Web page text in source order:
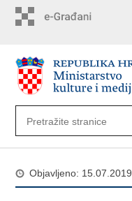
Objavljeno: 15.07.2019.